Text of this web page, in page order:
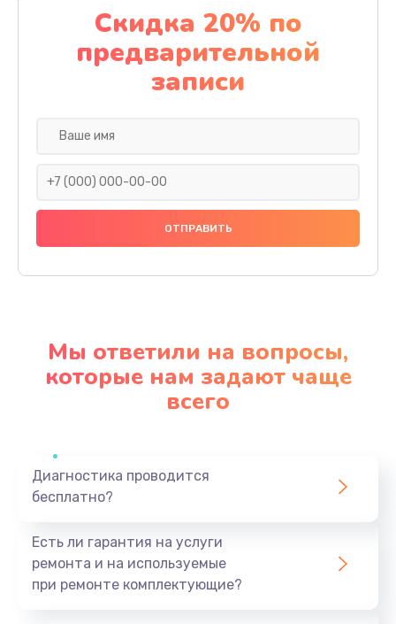
Замена материнской платы
1100 руб.
Заказать
Замена праймера
1000 руб.
Заказать
Профилактическая чистка
Заказать
Скидка 20% по
предварительной
записи
Мы ответили на вопросы,
которые нам задают чаще
всего
Диагностика проводится
бесплатно?
Есть ли гарантия на услуги
ремонта и на используемые
при ремонте комплектующие?